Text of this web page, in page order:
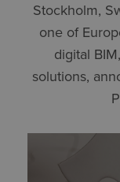
Stockholm,
one of
digital
solutions,